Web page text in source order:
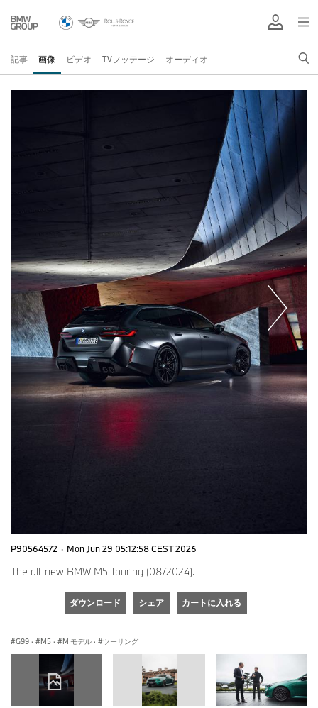
記事 画像 ビデオ TVフッテージ オーディオ
P90564572 · Mon Jun 29 05:12:58 CEST 2026
The all-new BMW M5 Touring (08/2024).
ダウンロード シェア カートに入れる
G99 · M5 · M モデル · ツーリング